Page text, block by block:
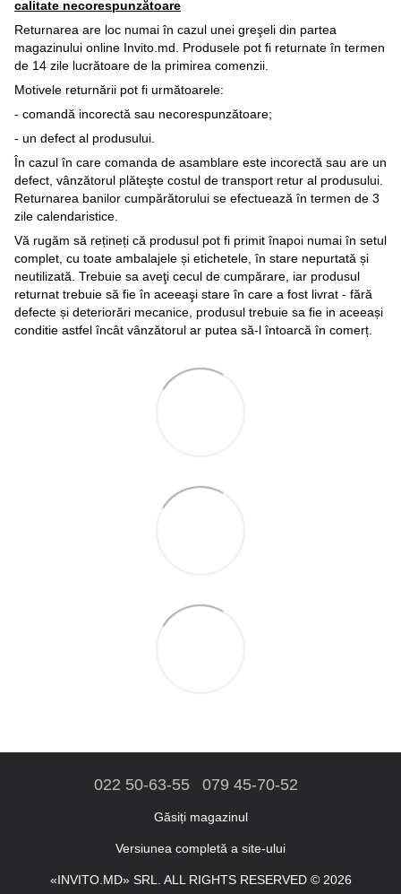
calitate necorespunzătoare
Returnarea are loc numai în cazul unei greşeli din partea
magazinului online Invito.md. Produsele pot fi returnate în termen
de 14 zile lucrătoare de la primirea comenzii.
Motivele returnării pot fi următoarele:
- comandă incorectă sau necorespunzătoare;
- un defect al produsului.
În cazul în care comanda de asamblare este incorectă sau are un
defect, vânzătorul plăteşte costul de transport retur al produsului.
Returnarea banilor cumpărătorului se efectuează în termen de 3
zile calendaristice.
Vă rugăm să rețineți că produsul pot fi primit înapoi numai în setul
complet, cu toate ambalajele și etichetele, în stare nepurtată și
neutilizată. Trebuie sa aveţi cecul de cumpărare, iar produsul
returnat trebuie să fie în aceeaşi stare în care a fost livrat - fără
defecte și deteriorări mecanice, produsul trebuie sa fie in aceeași
conditie astfel încât vânzătorul ar putea să-l întoarcă în comerț.
022 50-63-55 079 45-70-52
Găsiți magazinul
Versiunea completă a site-ului
«INVITO.MD» SRL. ALL RIGHTS RESERVED © 2026